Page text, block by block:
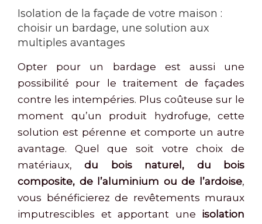
Isolation de la façade de votre maison :
choisir un bardage, une solution aux
multiples avantages
Opter pour un bardage est aussi une
possibilité pour le traitement de façades
contre les intempéries. Plus coûteuse sur le
moment qu’un produit hydrofuge, cette
solution est pérenne et comporte un autre
avantage. Quel que soit votre choix de
matériaux,du bois naturel, du bois
composite, de l’aluminium ou de l’ardoise,
vous bénéficierez de revêtements muraux
imputrescibles et apportant une isolation